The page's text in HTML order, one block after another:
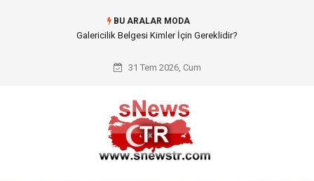
BU ARALAR MODA
Doküman Yönetimi ile Kurumsal Hafızanın Dijitalleşmesi
31 Tem 2026, Cum